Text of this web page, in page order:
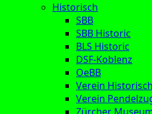
Historisch
SBB
SBB Historic
BLS Historic
DSF-Koblenz
OeBB
Verein
Verein